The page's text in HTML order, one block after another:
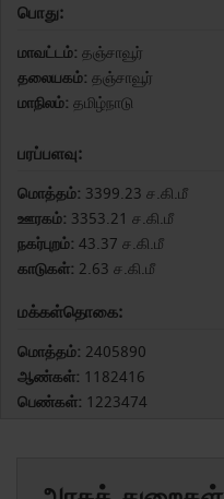
பொது:
மாவட்டம்:தஞ்சாவூர்
தலையகம்:தஞ்சாவூர்
மாநிலம்:தமிழ்நாடு
பரப்பளவு:
மொத்தம்: 3399.23 ச.கி.மீ
ஊரகம்: 3353.21 ச.கி.மீ
நகர்புறம்:43.37 ச.கி.மீ
காடுகள்: 2.63 ச.கி.மீ
மக்கள்தொகை:
மொத்தம்: 2405890
ஆண்கள்: 1182416
பெண்கள்: 1223474